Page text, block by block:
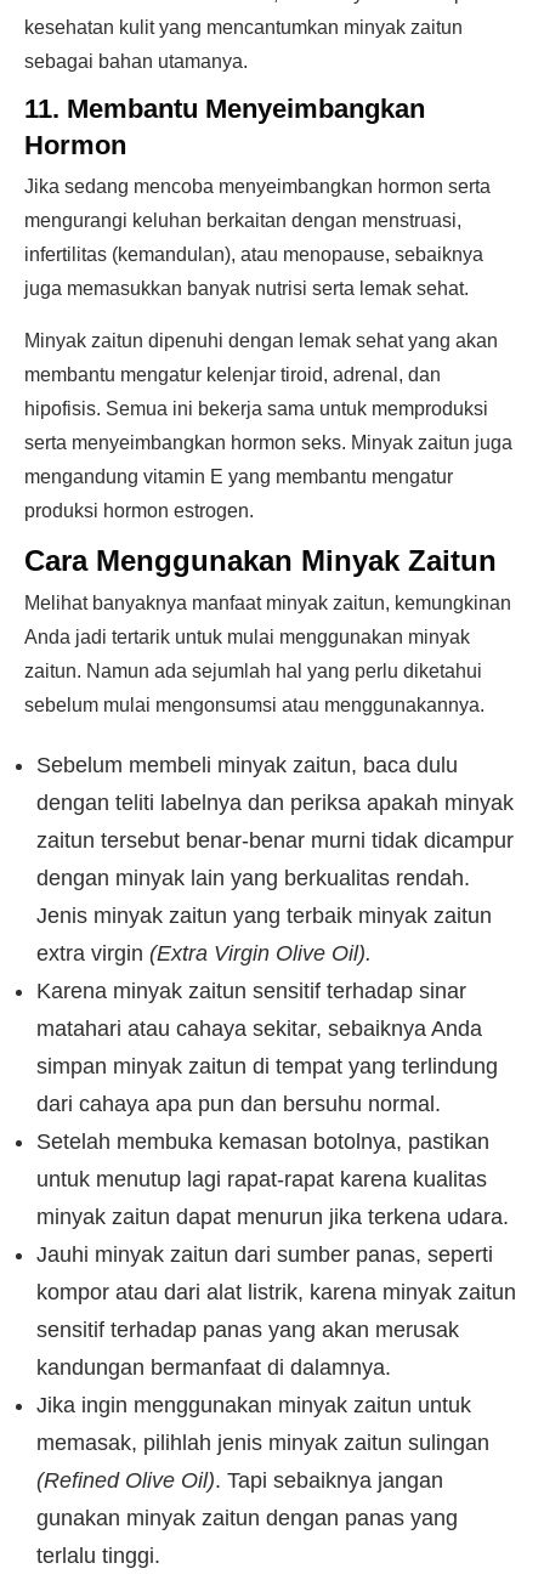
kesehatan kulit yang mencantumkan minyak zaitun
sebagai bahan utamanya.
11. Membantu Menyeimbangkan
Hormon
Jika sedang mencoba menyeimbangkan hormon serta
mengurangi keluhan berkaitan dengan menstruasi,
infertilitas (kemandulan), atau menopause, sebaiknya
juga memasukkan banyak nutrisi serta lemak sehat.
Minyak zaitun dipenuhi dengan lemak sehat yang akan
membantu mengatur kelenjar tiroid, adrenal, dan
hipofisis. Semua ini bekerja sama untuk memproduksi
serta menyeimbangkan hormon seks. Minyak zaitun juga
mengandung vitamin E yang membantu mengatur
produksi hormon estrogen.
Cara Menggunakan Minyak Zaitun
Melihat banyaknya manfaat minyak zaitun, kemungkinan
Anda jadi tertarik untuk mulai menggunakan minyak
zaitun. Namun ada sejumlah hal yang perlu diketahui
sebelum mulai mengonsumsi atau menggunakannya.
Sebelum membeli minyak zaitun, baca dulu
dengan teliti labelnya dan periksa apakah minyak
zaitun tersebut benar-benar murni tidak dicampur
dengan minyak lain yang berkualitas rendah.
Jenis minyak zaitun yang terbaik minyak zaitun
extra virgin (Extra Virgin Olive Oil).
Karena minyak zaitun sensitif terhadap sinar
matahari atau cahaya sekitar, sebaiknya Anda
simpan minyak zaitun di tempat yang terlindung
dari cahaya apa pun dan bersuhu normal.
Setelah membuka kemasan botolnya, pastikan
untuk menutup lagi rapat-rapat karena kualitas
minyak zaitun dapat menurun jika terkena udara.
Jauhi minyak zaitun dari sumber panas, seperti
kompor atau dari alat listrik, karena minyak zaitun
sensitif terhadap panas yang akan merusak
kandungan bermanfaat di dalamnya.
Jika ingin menggunakan minyak zaitun untuk
memasak, pilihlah jenis minyak zaitun sulingan
(Refined Olive Oil). Tapi sebaiknya jangan
gunakan minyak zaitun dengan panas yang
terlalu tinggi.